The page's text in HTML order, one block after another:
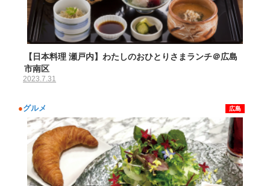
【日本料理 瀬戸内】わたしのおひとりさまランチ＠広島
市南区
2023.7.31
●グルメ 広島